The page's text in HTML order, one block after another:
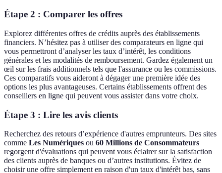
Étape 2 : Comparer les offres
Explorez différentes offres de crédits auprès des établissements
financiers. N’hésitez pas à utiliser des comparateurs en ligne qui
vous permettront d’analyser les taux d’intérêt, les conditions
générales et les modalités de remboursement. Gardez également un
œil sur les frais additionnels tels que l'assurance ou les commissions.
Ces comparatifs vous aideront à dégager une première idée des
options les plus avantageuses. Certains établissements offrent des
conseillers en ligne qui peuvent vous assister dans votre choix.
Étape 3 : Lire les avis clients
Recherchez des retours d’expérience d'autres emprunteurs. Des sites
comme Les Numériques ou 60 Millions de Consommateurs
regorgent d'évaluations qui peuvent vous éclairer sur la satisfaction
des clients auprès de banques ou d’autres institutions. Évitez de
choisir une offre simplement en raison d'un taux d'intérêt bas, sans